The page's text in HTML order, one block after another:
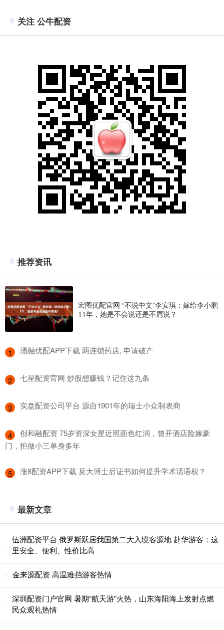
关注 公牛配资
推荐资讯
宏图优配官网 “不说中文”李安琪：嫁给李小鹏
11年，她是不会说还是不屑说？
1 ​涌融优配APP下载 两连锁药店, 申请破产
2 ​七星配资官网 炒股想赚钱？记住这九条
3 ​实盘配资公司平台 源自1901年的瑞士小众制表商
4
​创和融配资 75岁资深女星近照面色红润，曾开酒店险嫁豪
门，拒做小三单身多年
5 ​涨8配资APP下载 莫大博士后证书如何提升学术话语权？
最新文章
伍洲配资平台 俄罗斯跃居我国第二大入境客源地 赴华游客：这
里安全、便利、性价比高
金来源配资 高温难挡游客热情
深圳配资门户官网 暑期“航天游”火热，山东海阳海上发射点燃
民众观礼热情